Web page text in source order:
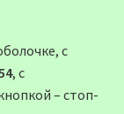
с
, c
– стоп-